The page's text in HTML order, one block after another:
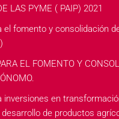
LAS PYME ( PAIP) 2021
el fomento y consolidación
EL FOMENTO Y
inversiones en
de productos